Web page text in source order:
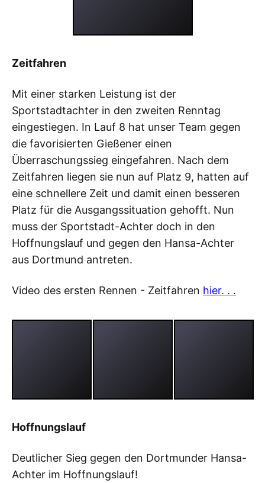
Zeitfahren
Mit einer starken Leistung ist der
Sportstadtachter in den zweiten Renntag
eingestiegen. In Lauf 8 hat unser Team gegen
die favorisierten Gießener einen
Überraschungssieg eingefahren. Nach dem
Zeitfahren liegen sie nun auf Platz 9, hatten auf
eine schnellere Zeit und damit einen besseren
Platz für die Ausgangssituation gehofft. Nun
muss der Sportstadt-Achter doch in den
Hoffnungslauf und gegen den Hansa-Achter
aus Dortmund antreten.
Video des ersten Rennen - Zeitfahren hier. . .
Hoffnungslauf
Deutlicher Sieg gegen den Dortmunder Hansa-
Achter im Hoffnungslauf!